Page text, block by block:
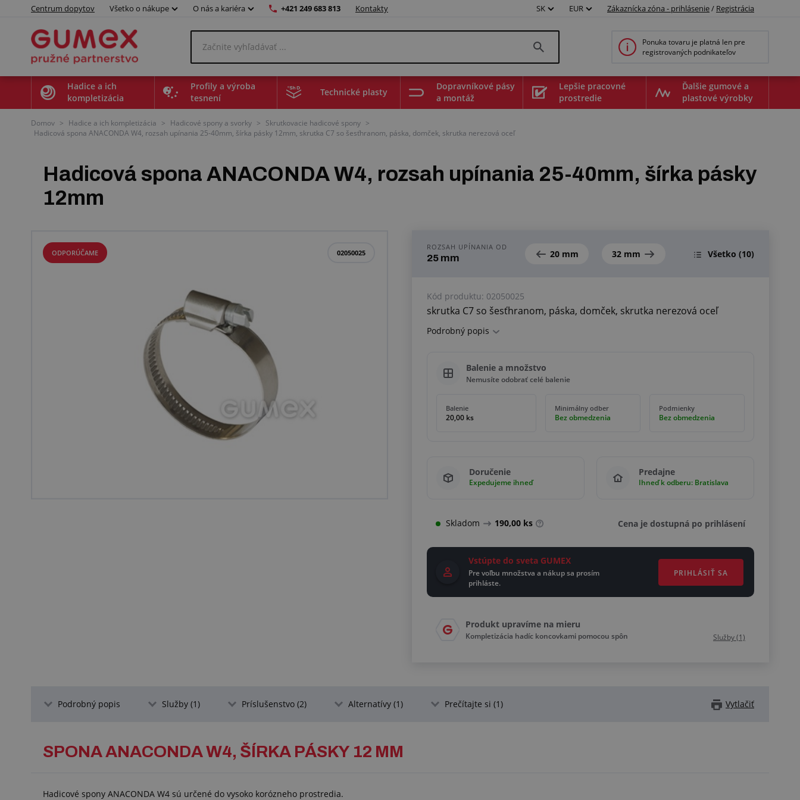
Centrum dopytov Všetko o nákupe O nás a kariéra +421 249 683 813 Kontakty SK EUR Zákaznícka zóna - prihlásenie/ Registrácia
Ponuka tovaru je platná len pre
registrovaných podnikateľov
Hadice a ich
kompletizácia
Profily a výroba
tesnení
Technické plasty
Dopravníkové pásy
a montáž
Lepšie pracovné
prostredie
Ďalšie gumové a
plastové výrobky
Domov > Hadice a ich kompletizácia > Hadicové spony a svorky > Skrutkovacie hadicové spony >
Hadicová spona ANACONDA W4, rozsah upínania 25-40mm, šírka pásky 12mm, skrutka C7 so šesťhranom, páska, domček, skrutka nerezová oceľ
Hadicová spona ANACONDA W4, rozsah upínania 25-40mm, šírka pásky
12mm
02050025
ODPORÚČAME
ROZSAH UPÍNANIA OD
25 mm 20 mm 32 mm Všetko (10)
Kód produktu: 02050025
skrutka C7 so šesťhranom, páska, domček, skrutka nerezová oceľ
Podrobný popis
Balenie a množstvo
Nemusíte odobrať celé balenie
Balenie
20,00 ks
Minimálny odber
Bez obmedzenia
Podmienky
Bez obmedzenia
Doručenie
Expedujeme ihneď
Predajne
Ihneď k odberu: Bratislava
Skladom 190,00 ks Cena je dostupná po prihlásení
Vstúpte do sveta GUMEX
Pre voľbu množstva a nákup sa prosím
prihláste.
PRIHLÁSIŤ SA
Produkt upravíme na mieru
Kompletizácia hadíc koncovkami pomocou spôn Služby (1)
Podrobný popis Služby (1) Príslušenstvo (2) Alternatívy (1) Prečítajte si (1) Vytlačiť
SPONA ANACONDA W4, ŠÍRKA PÁSKY 12 MM
Hadicové spony ANACONDA W4 sú určené do vysoko korózneho prostredia.